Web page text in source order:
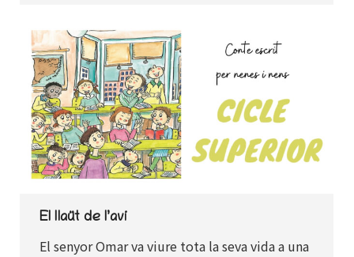
El llaüt de l’avi
El senyor Omar va viure tota la seva vida a una